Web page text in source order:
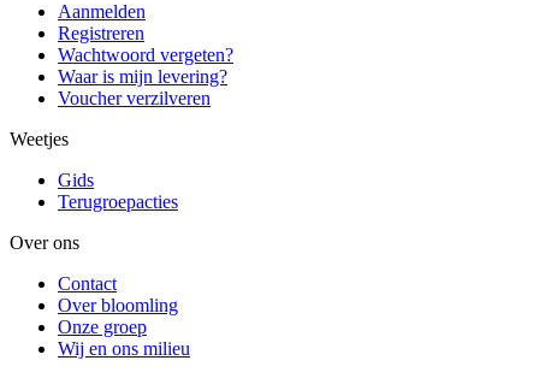
Aanmelden
Registreren
Wachtwoord vergeten?
Waar is mijn levering?
Voucher verzilveren
Weetjes
Gids
Terugroepacties
Over ons
Contact
Over bloomling
Onze groep
Wij en ons milieu